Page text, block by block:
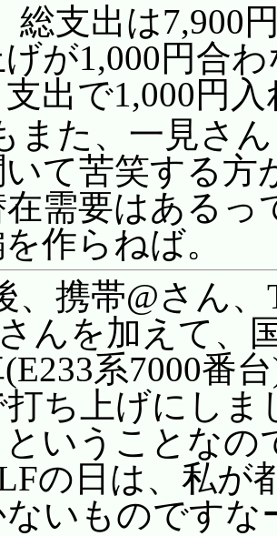
総支出は
が1,000円合
出で1,000円
また、一見さ
て苦笑する方
在需要はある
作らねば。
、携帯@さん
んを加えて、
系7000番
打ち上げにし
いうことなの
の日は、私
ないものですな